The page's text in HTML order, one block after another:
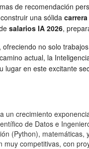
de recomendación
una sólida
salarios IA 2026,
no solo
actual, la
lugar en este excitante
un crecimiento
de Datos e
(Python),
competitivas, con